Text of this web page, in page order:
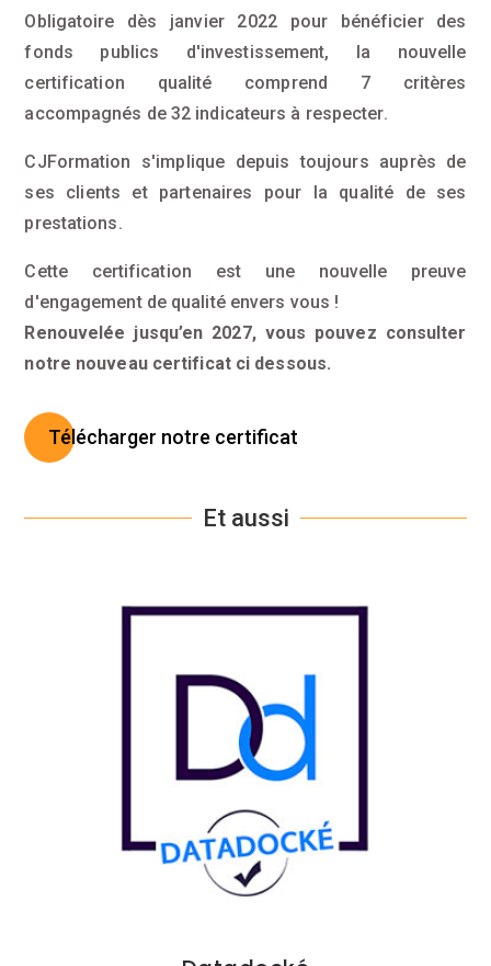
Obligatoire dès janvier 2022 pour bénéficier des
fonds publics d'investissement, la nouvelle
certification qualité comprend 7 critères
accompagnés de 32 indicateurs à respecter.
CJFormation s'implique depuis toujours auprès de
ses clients et partenaires pour la qualité de ses
prestations.
Cette certification est une nouvelle preuve
d'engagement de qualité envers vous !
Renouvelée jusqu’en 2027, vous pouvez consulter
notre nouveau certificat ci dessous.
Télécharger notre certificat
Et aussi